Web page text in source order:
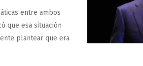
entre ambos
que esa situación
plantear que era